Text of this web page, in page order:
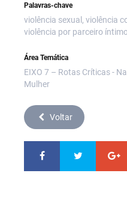
Palavras-chave
violência sexual, violência
violência por parceiro
Área Temática
EIXO 7 – Rotas Críticas -
Mulher
Voltar